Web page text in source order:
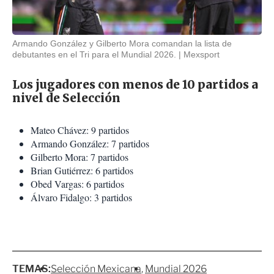
Armando González y Gilberto Mora comandan la lista de
debutantes en el Tri para el Mundial 2026.
Mexsport
Los jugadores con menos de 10 partidos a
nivel de Selección
Mateo Chávez: 9 partidos
Armando González: 7 partidos
Gilberto Mora: 7 partidos
Brian Gutiérrez: 6 partidos
Obed Vargas: 6 partidos
Álvaro Fidalgo: 3 partidos
TEMAS:Selección Mexicana Mundial 2026